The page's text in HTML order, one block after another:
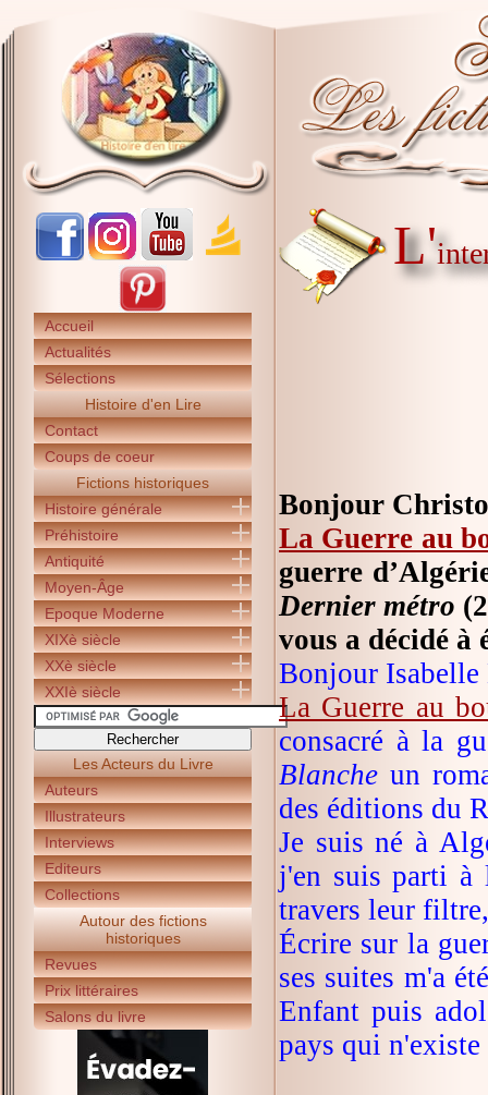
Accueil
Actualités
Sélections
Histoire d'en Lire
Contact
Coups de coeur
Fictions historiques
Histoire générale
Préhistoire
Antiquité
Moyen-Âge
Epoque Moderne
XIXè siècle
XXè siècle
XXIè siècle
Les Acteurs du Livre
Auteurs
Illustrateurs
Interviews
Editeurs
Collections
Autour des fictions
historiques
Revues
Prix littéraires
Salons du livre
L'
Bonjour
La Guerre au
guerre
Dernier métro
vous a décidé à
Bonjour Isabelle
La Guerre au
consacré à la
Blanche un
des éditions du
Je suis né à
j'en suis parti à
travers leur
Écrire sur la
ses suites m'a
Enfant puis
pays qui